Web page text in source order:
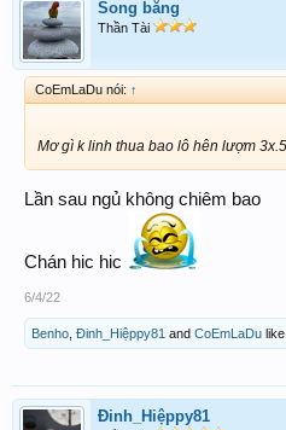
Song băng
Thần Tài
CoEmLaDu nói: ↑
Mơ gì k linh thua bao lô hên lượm
Lần sau ngủ không chiêm bao
Chán hic hic
6/4/22
Benho Đinh_Hiệppy81 and CoEmLaDu
Đinh_Hiệppy81